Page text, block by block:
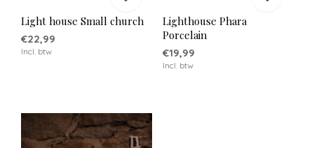
Light house Small church
€22,99
Incl. btw
Lighthouse Phara
Porcelain
€19,99
Incl. btw